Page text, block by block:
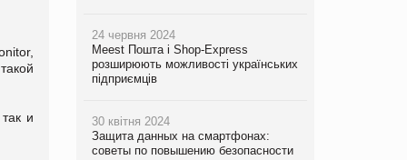
,
и
24 червня 2024
Meest Пошта і Shop-Express
розширюють можливості українських
підприємців
30 квітня 2024
Защита данных на смартфонах:
советы по повышению безопасности